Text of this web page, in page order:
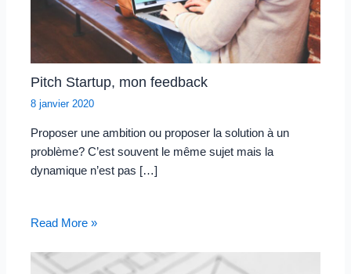
Pitch Startup, mon feedback
8 janvier 2020
Proposer une ambition ou proposer la solution à un
problème? C’est souvent le même sujet mais la
dynamique n’est pas […]
Read More »